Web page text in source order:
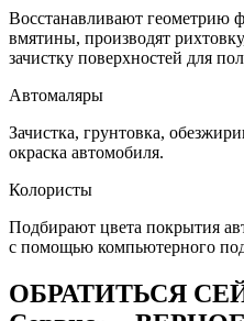
Восстанавливают геометрию
вмятины, производят
зачистку поверхностей для
Автомаляры
Зачистка, грунтовка,
окраска автомобиля.
Колористы
Подбирают цвета покрытия
с помощью компьютерного
ОБРАТИТЬСЯ